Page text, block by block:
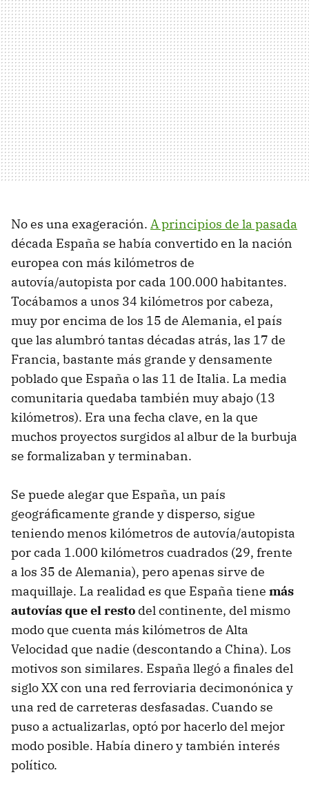
No es una exageración. A principios de la pasada
década España se había convertido en la nación
europea con más kilómetros de
autovía/autopista por cada 100.000 habitantes.
Tocábamos a unos 34 kilómetros por cabeza,
muy por encima de los 15 de Alemania, el país
que las alumbró tantas décadas atrás, las 17 de
Francia, bastante más grande y densamente
poblado que España o las 11 de Italia. La media
comunitaria quedaba también muy abajo (13
kilómetros). Era una fecha clave, en la que
muchos proyectos surgidos al albur de la burbuja
se formalizaban y terminaban.
Se puede alegar que España, un país
geográficamente grande y disperso, sigue
teniendo menos kilómetros de autovía/autopista
por cada 1.000 kilómetros cuadrados (29, frente
a los 35 de Alemania), pero apenas sirve de
maquillaje. La realidad es que España tiene más
autovías que el resto del continente, del mismo
modo que cuenta más kilómetros de Alta
Velocidad que nadie (descontando a China). Los
motivos son similares. España llegó a finales del
siglo XX con una red ferroviaria decimonónica y
una red de carreteras desfasadas. Cuando se
puso a actualizarlas, optó por hacerlo del mejor
modo posible. Había dinero y también interés
político.